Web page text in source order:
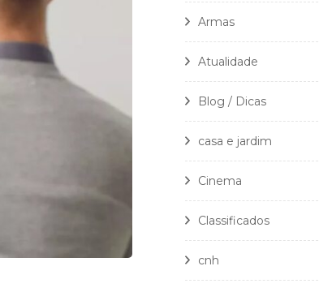
Armas
Atualidade
Blog / Dicas
casa e jardim
Cinema
Classificados
cnh